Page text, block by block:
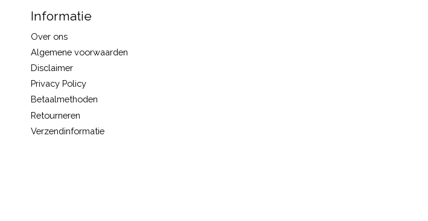
Informatie
Over ons
Algemene voorwaarden
Disclaimer
Privacy Policy
Betaalmethoden
Retourneren
Verzendinformatie